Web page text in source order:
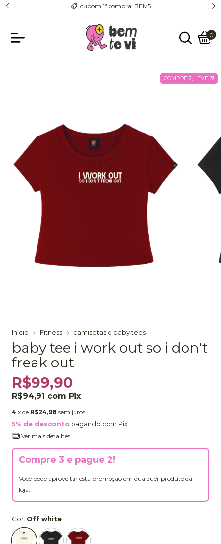
entrega com rastreio pra todo o país
0
COMPRE 2, LEVE 3!
Início Fitness camisetas e baby tees
baby tee i work out so i don't
freak out
R$99,90
R$94,91 com Pix
4 x de R$24,98 sem juros
5% de desconto pagando com Pix
Ver mais detalhes
Compre 3 e pague 2!
Você pode aproveitar esta promoção em qualquer produto da
loja.
Cor: Off white